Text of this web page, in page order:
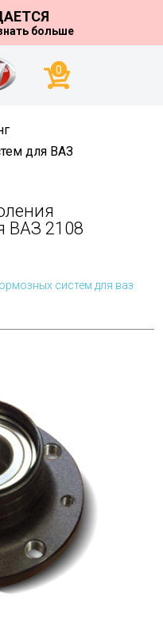
больше
0
для ВАЗ
ВАЗ 2108
систем для ваз